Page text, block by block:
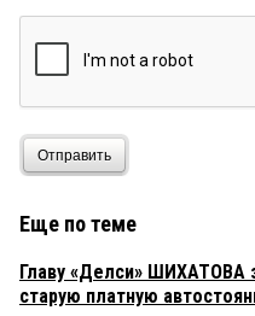
Отправить
Еще по теме
Главу «Делси» ШИХАТОВА
старую платную